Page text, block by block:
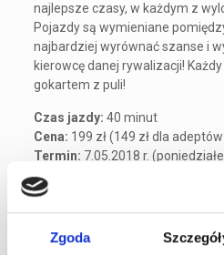
Zgoda
najlepsze czasy, w każdym z
Pojazdy są wymieniane
najbardziej wyrównać szanse i
kierowcę danej rywalizacji!
gokartem z puli!
Czas jazdy: 40 minut
Cena: 199 zł (149 zł dla
Termin: 7.05.2018 r.
Regulamin Wyścigu Time Attack
Zapisy: